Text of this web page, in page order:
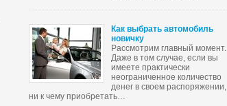
Как выбрать автомобиль
новичку
Рассмотрим главный момент.
Даже в том случае, если вы
имеете практически
неограниченное количество
денег в своем распоряжении,
ни к чему приобретать…